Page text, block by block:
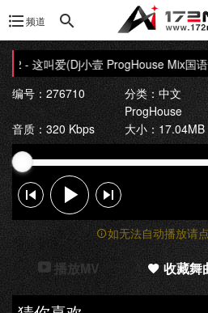
频道
- 这叫爱(Dj小壹 ProgHouse Mix国语
编号：276710
分类：中文
ProgHouse
音质：320 Kbps 大小：17.04MB
如无法自动播放请
播放MV 收藏舞